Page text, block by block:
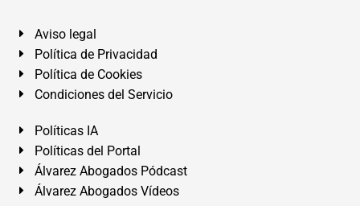
Aviso legal
Política de Privacidad
Política de Cookies
Condiciones del Servicio
Políticas IA
Políticas del Portal
Álvarez Abogados Pódcast
Álvarez Abogados Vídeos